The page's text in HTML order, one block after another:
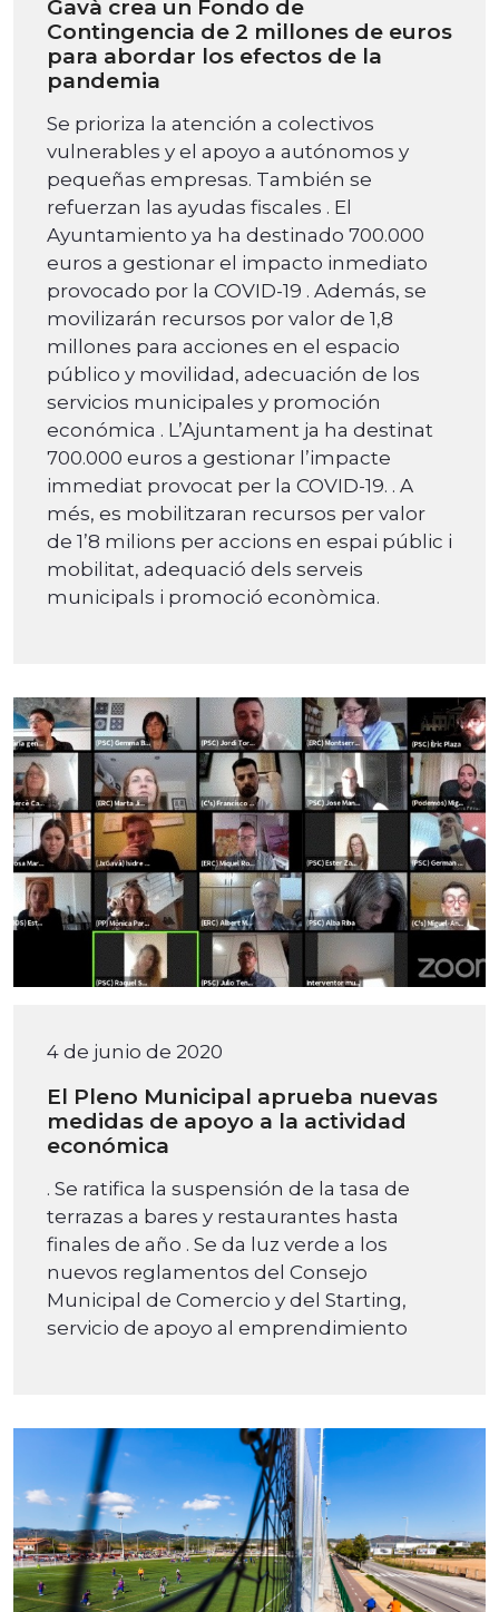
Gavà crea un Fondo de
Contingencia de 2 millones de euros
para abordar los efectos de la
pandemia
Se prioriza la atención a colectivos
vulnerables y el apoyo a autónomos y
pequeñas empresas. También se
refuerzan las ayudas fiscales . El
Ayuntamiento ya ha destinado 700.000
euros a gestionar el impacto inmediato
provocado por la COVID-19 . Además, se
movilizarán recursos por valor de 1,8
millones para acciones en el espacio
público y movilidad, adecuación de los
servicios municipales y promoción
económica . L’Ajuntament ja ha destinat
700.000 euros a gestionar l’impacte
immediat provocat per la COVID-19. . A
més, es mobilitzaran recursos per valor
de 1’8 milions per accions en espai públic i
mobilitat, adequació dels serveis
municipals i promoció econòmica.
4 de junio de 2020
El Pleno Municipal aprueba nuevas
medidas de apoyo a la actividad
económica
. Se ratifica la suspensión de la tasa de
terrazas a bares y restaurantes hasta
finales de año . Se da luz verde a los
nuevos reglamentos del Consejo
Municipal de Comercio y del Starting,
servicio de apoyo al emprendimiento